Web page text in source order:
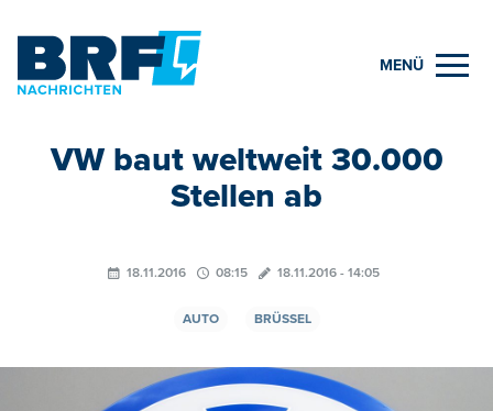
MENÜ
VW baut weltweit 30.000
Stellen ab
18.11.2016 08:15 18.11.2016 - 14:05
AUTO BRÜSSEL